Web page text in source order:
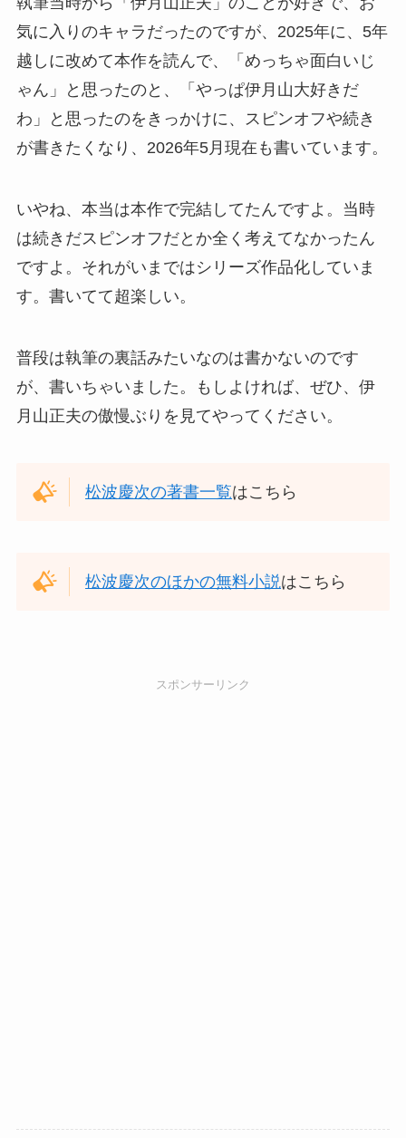
気に入りのキャラだったのですが、2025年に、5年
越しに改めて本作を読んで、「めっちゃ面白いじ
ゃん」と思ったのと、「やっぱ伊月山大好きだ
わ」と思ったのをきっかけに、スピンオフや続き
が書きたくなり、2026年5月現在も書いています。
いやね、本当は本作で完結してたんですよ。当時
は続きだスピンオフだとか全く考えてなかったん
ですよ。それがいまではシリーズ作品化していま
す。書いてて超楽しい。
普段は執筆の裏話みたいなのは書かないのです
が、書いちゃいました。もしよければ、ぜひ、伊
月山正夫の傲慢ぶりを見てやってください。
松波慶次の著書一覧はこちら
松波慶次のほかの無料小説はこちら
スポンサーリンク